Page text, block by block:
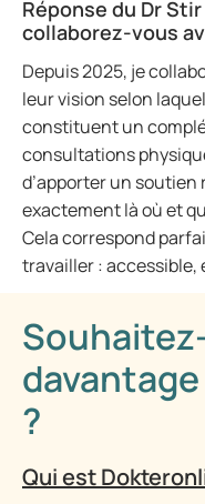
Réponse du Dr
collaborez-vous
Depuis 2025, je
leur vision selon
constituent un
consultations
d’apporter un soutien
exactement là où et
Cela correspond
travailler : accessible,
?
Qui est